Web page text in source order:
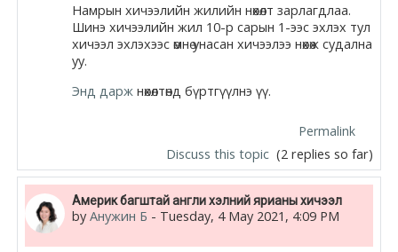
Намрын хичээлийн жилийн нөхөлт зарлагдлаа.
Шинэ хичээлийн жил 10-р сарын 1-ээс эхлэх тул
хичээл эхлэхээс өмнө унасан хичээлээ нөхөж судална
уу.
Энд даржнөхөлтөнд бүртгүүлнэ үү.
Permalink
Discuss this topic (2 replies so far)
Америк багштай англи хэлний ярианы хичээл
by Анужин Б - Tuesday, 4 May 2021, 4:09 PM